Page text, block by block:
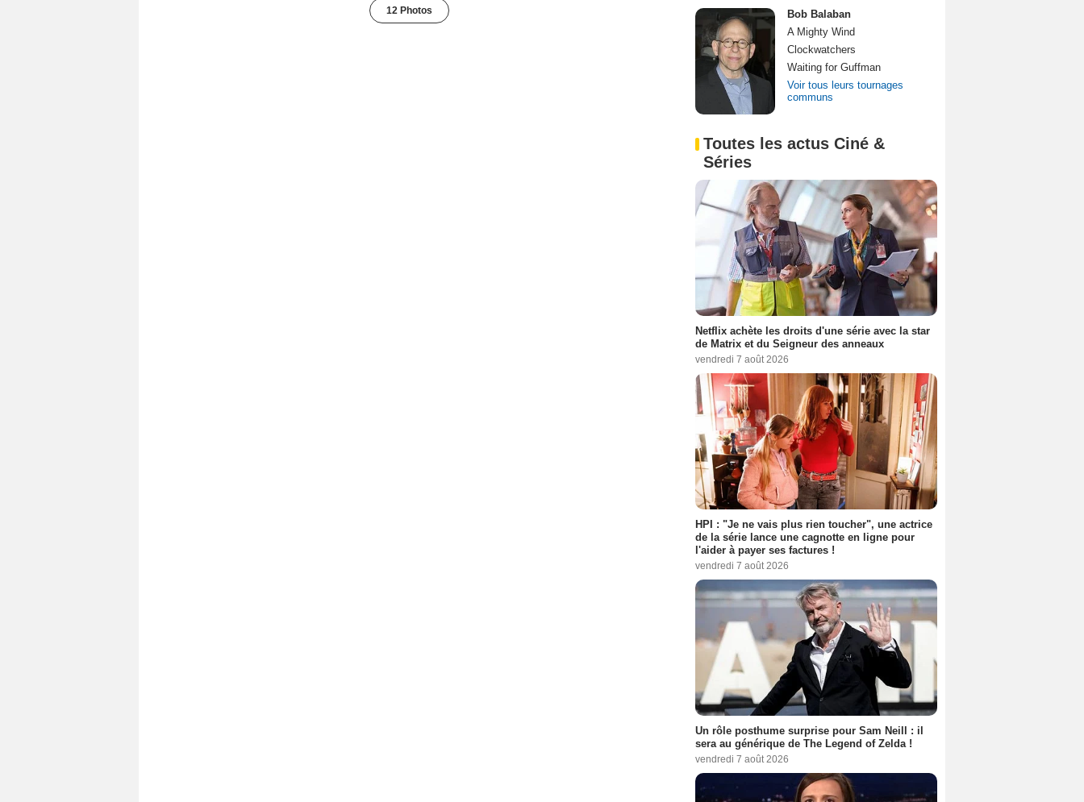
12 Photos
Bob Balaban
A Mighty Wind
Clockwatchers
Waiting for Guffman
Voir tous leurs tournages
communs
Toutes les actus Ciné &
Séries
Netflix achète les droits d'une série avec la star
de Matrix et du Seigneur des anneaux
vendredi 7 août 2026
HPI : "Je ne vais plus rien toucher", une actrice
de la série lance une cagnotte en ligne pour
l'aider à payer ses factures !
vendredi 7 août 2026
Un rôle posthume surprise pour Sam Neill : il
sera au générique de The Legend of Zelda !
vendredi 7 août 2026